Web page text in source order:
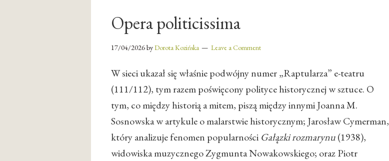
Opera politicissima
17/04/2026byDorota Kozińska Leave a Comment
W sieci ukazał się właśnie podwójny numer „Raptularza” e-teatru
(111/112), tym razem poświęcony polityce historycznej w sztuce. O
tym, co między historią a mitem, piszą między innymi Joanna M.
Sosnowska w artykule o malarstwie historycznym; Jarosław Cymerman,
który analizuje fenomen popularności Gałązki rozmarynu(1938),
widowiska muzycznego Zygmunta Nowakowskiego; oraz Piotr